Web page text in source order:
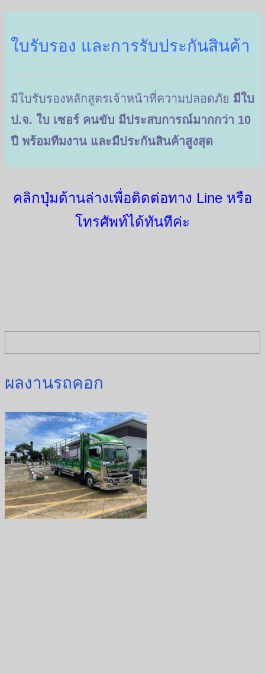
ใบรับรอง และการรับประกันสินค้า
มีใบรับรองหลักสูตรเจ้าหน้าที่ความปลอดภัย มีใบ
ป.จ. ใบ เซอร์ คนขับ มีประสบการณ์มากกว่า 10
ปี พร้อมทีมงาน และมีประกันสินค้าสูงสุด
คลิกปุ่มด้านล่างเพื่อติดต่อทาง Line หรือ
โทรศัพท์ได้ทันทีค่ะ
ผลงานรถคอก